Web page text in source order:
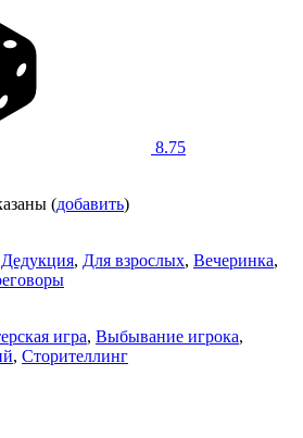
8.75
(добавить)
Дедукция, Для взрослых, Вечеринка,
игра, Выбывание игрока,
, Сторителлинг